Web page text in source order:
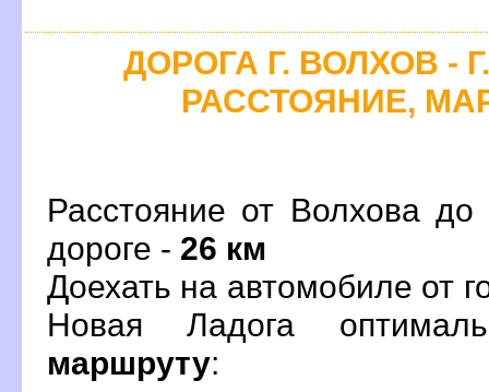
ДОРОГА Г. ВОЛХОВ -
РАССТОЯНИЕ,
Расстояние от Волхова
дороге - 26 км
Доехать на автомобиле от
Новая Ладога
маршруту: